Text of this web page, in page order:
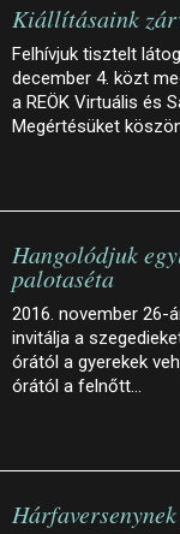
Kiállításaink
Felhívjuk tisztelt
december 4. közt
a REÖK Virtuális és
Megértésüket
Hangolódjuk
palotaséta
2016. november 26-
invitálja a
órától a gyerekek
órától a felnőtt…